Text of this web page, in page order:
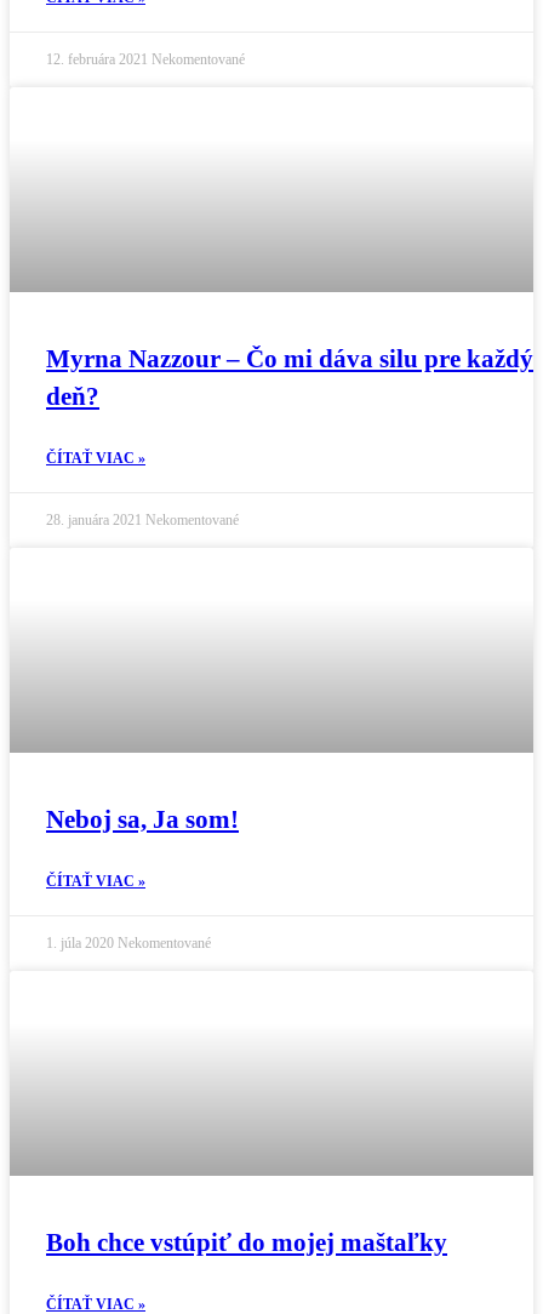
12. februára 2021 Nekomentované
Myrna Nazzour – Čo mi dáva silu pre každý
deň?
ČÍTAŤ VIAC »
28. januára 2021 Nekomentované
Neboj sa, Ja som!
ČÍTAŤ VIAC »
1. júla 2020 Nekomentované
Boh chce vstúpiť do mojej maštaľky
ČÍTAŤ VIAC »